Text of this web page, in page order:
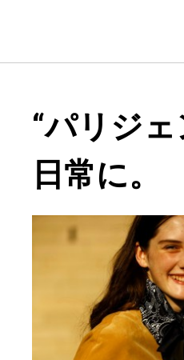
“パリジ
日常に。